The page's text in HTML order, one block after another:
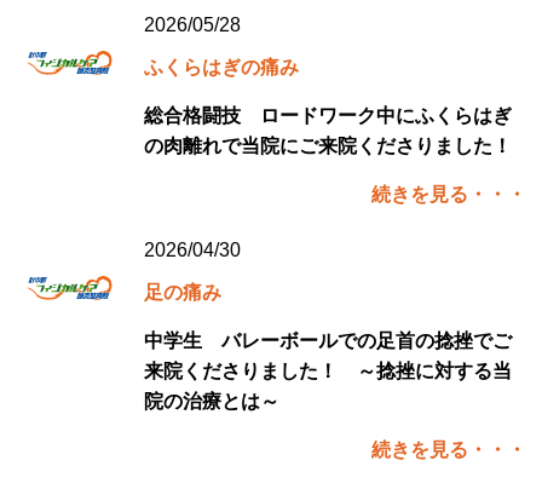
2026/05/28
ふくらはぎの痛み
総合格闘技 ロードワーク中にふくらはぎ
の肉離れで当院にご来院くださりました！
続きを見る・・・
2026/04/30
足の痛み
中学生 バレーボールでの足首の捻挫でご
来院くださりました！ ～捻挫に対する当
院の治療とは～
続きを見る・・・